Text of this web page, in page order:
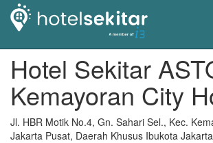
Hotel Sekitar
Kemayoran City
Jl. HBR Motik No.4, Gn. Sahari Sel., Kec.
Jakarta Pusat, Daerah Khusus Ibukota